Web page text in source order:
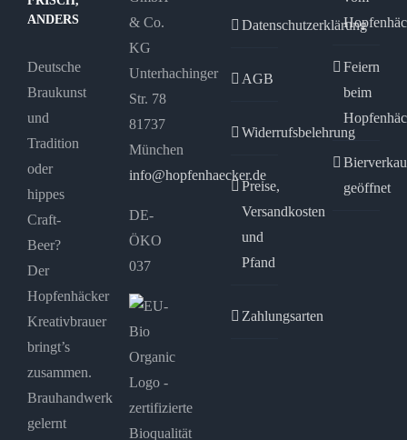
ANDERS
Deutsche
Braukunst
und
Tradition
oder
hippes
Craft-
Beer?
Der
Hopfenhäcker
Kreativbrauer
bringt’s
zusammen.
Brauhandwerk
gelernt
& Co.
KG
Unterhachinger
Str. 78
81737
München
info@hopfenhaecker.de
DE-
ÖKO
037
Datenschutzerklärung
AGB
Widerrufsbelehrung
Preise,
Versandkosten
und
Pfand
Zahlungsarten
Feiern
beim
geöffnet